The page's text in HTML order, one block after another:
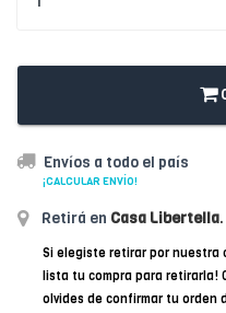
Envíos a todo el país
¡CALCULAR ENVÍO!
Retirá en Casa Libertella.
Si elegiste retirar por nuestra
lista tu compra para retirarla!
olvides de confirmar tu orden